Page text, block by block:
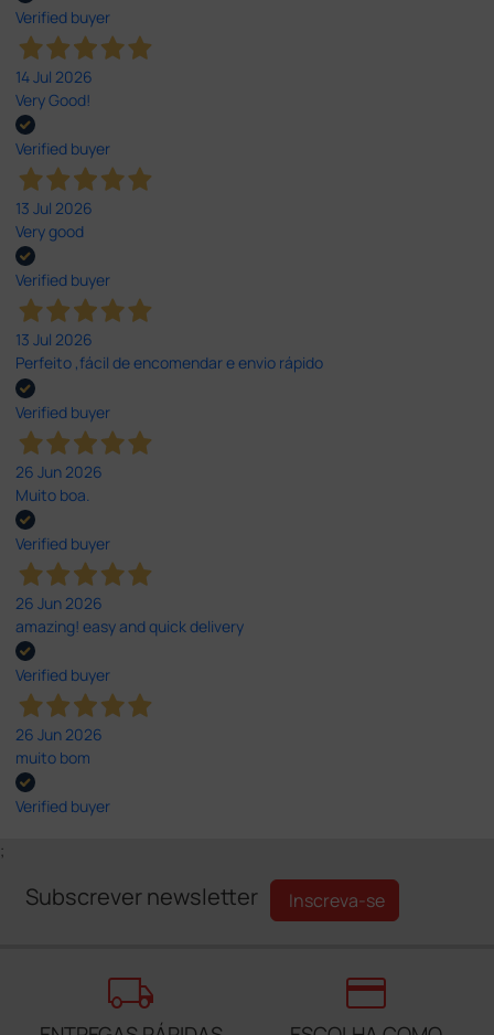
Verified buyer
14 Jul 2026
Very Good!
Verified buyer
13 Jul 2026
Very good
Verified buyer
13 Jul 2026
Perfeito ,fácil de encomendar e envio rápido
Verified buyer
26 Jun 2026
Muito boa.
Verified buyer
26 Jun 2026
amazing! easy and quick delivery
Verified buyer
26 Jun 2026
muito bom
Verified buyer
;
Subscrever newsletter Inscreva-se
local_shipping credit_card